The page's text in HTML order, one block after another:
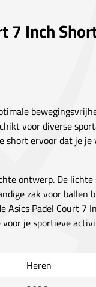
7 Inch
voor diverse
short ervoor dat je
ontwerp. De
zak voor ballen
Asics Padel Court 7
voor je sportieve
Heren